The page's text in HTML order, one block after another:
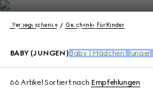
Werbegeschenke Geschenke für Kinder
BABY (JUNGEN) Baby (Mädchen) Jungen
66 Artikel Sortiert nach Empfehlungen